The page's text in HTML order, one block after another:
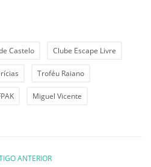
Castelo Clube Escape Livre
Troféu Raiano
Miguel Vicente
ANTERIOR